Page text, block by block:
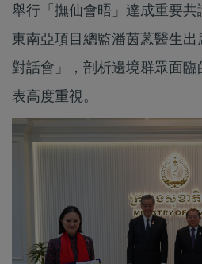
舉行「撫仙會晤」達成重要
東南亞項目總監潘茵蒽醫生
對話會」，剖析邊境群眾面
表高度重視。